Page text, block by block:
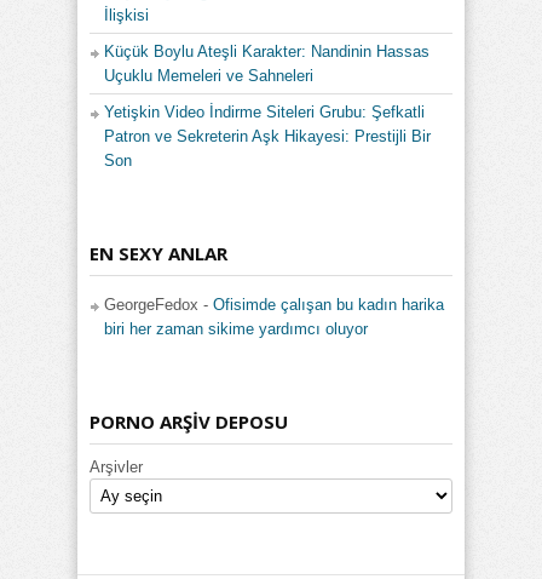
İlişkisi
Küçük Boylu Ateşli Karakter: Nandinin Hassas
Uçuklu Memeleri ve Sahneleri
Yetişkin Video İndirme Siteleri Grubu: Şefkatli
Patron ve Sekreterin Aşk Hikayesi: Prestijli Bir
Son
EN SEXY ANLAR
GeorgeFedox - Ofisimde çalışan bu kadın harika
biri her zaman sikime yardımcı oluyor
PORNO ARŞİV DEPOSU
Arşivler